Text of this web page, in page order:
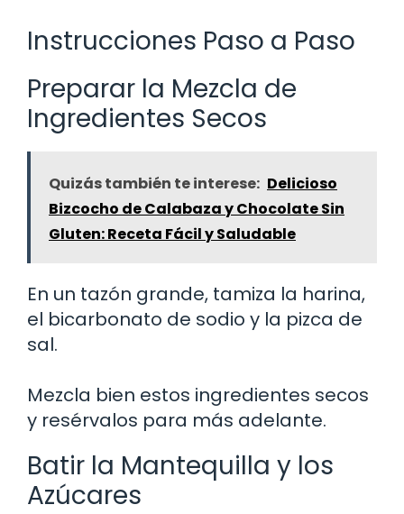
Instrucciones Paso a Paso
Preparar la Mezcla de
Ingredientes Secos
Quizás también te interese: Delicioso
Bizcocho de Calabaza y Chocolate Sin
Gluten: Receta Fácil y Saludable
En un tazón grande, tamiza la harina,
el bicarbonato de sodio y la pizca de
sal.
Mezcla bien estos ingredientes secos
y resérvalos para más adelante.
Batir la Mantequilla y los
Azúcares